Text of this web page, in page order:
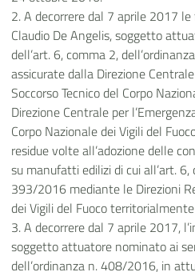
2. A decorrere dal 7 aprile 2017
Claudio De Angelis, soggetto
dell’art. 6, comma 2,
assicurate dalla Direzione
Soccorso Tecnico del Corpo
Direzione Centrale per
Corpo Nazionale dei Vigili del
residue volte all’adozione delle
su manufatti edilizi di cui all’art. 6,
393/2016 mediante le Direzioni
dei Vigili del Fuoco
3. A decorrere dal 7 aprile 2017,
soggetto attuatore nominato ai
dell’ordinanza n. 408/2016, in